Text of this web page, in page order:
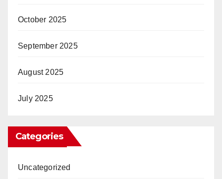
October 2025
September 2025
August 2025
July 2025
Categories
Uncategorized